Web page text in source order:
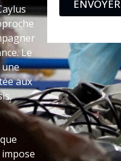
Le
une
aux
impose
ENVOYER